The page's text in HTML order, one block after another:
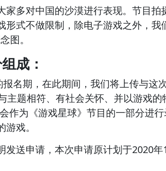
家多对中国的沙漠进行表现。节目
形式不做限制，除电子游戏之外，
图。
成：
名期，在此期间，我们将上传与
主题相符、有社会关怀、并以游戏
为《游戏星球》节目的一部分进
戏。
发送申请，本次申请原计划于2020